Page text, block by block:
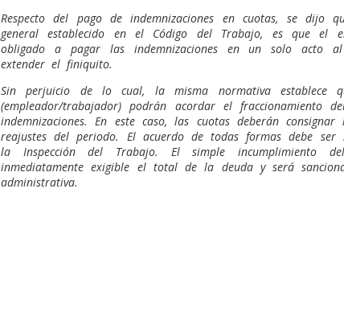
Respecto del pago de indemnizaciones en cuotas, se dijo
general establecido en el Código del Trabajo, es que el
obligado a pagar las indemnizaciones en un solo acto
extender el finiquito.
Sin perjuicio de lo cual, la misma normativa establece
(empleador/trabajador) podrán acordar el fraccionamiento
indemnizaciones. En este caso, las cuotas deberán consignar
reajustes del periodo. El acuerdo de todas formas debe ser
la Inspección del Trabajo. El simple incumplimiento
inmediatamente exigible el total de la deuda y será
administrativa.